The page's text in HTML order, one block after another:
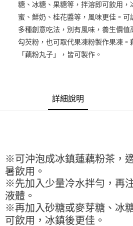
悠遊付
全盈+PAY
AFTEE先享後付
１．簡單：不需註冊會員、不需綁卡、不需
２．便利：只要手機號碼，簡訊認證，即可結
結帳頁面，進行簡訊認證並確認金額後，即
２．訂單成立數日內，您將收到繳費通知簡
３．收到繳費通知簡訊後14天內，點擊此簡
ATM／網路銀行／等多元方式進行付款，方
※ 請注意：結帳手續完成當下不需立刻繳費
購買商品的店家。未經商家同意取消之訂單仍
後付繳納相關費用。
※ 交易是否成功請以「AFTEE先享後付 」之
付款後全家取貨-重量限制含紙箱10kg，
9.5kg
每筆NT$90，滿NT$990(含以上)免運費
7-11取貨付款-重量限制含紙箱10kg，
糖、冰糖、果糖等，拌溶即可飲用
蜜、鮮奶、桂花醬等，風味更佳。
多種創意吃法，別有風味，養生價
勾芡粉，也可取代果凍粉製作果凍
「藕粉丸子」，皆可製作。
詳細說明
※可沖泡成冰鎮蓮藕粉茶，
暑飲用。
※先加入少量冷水拌勻，再
液體。
※再加入砂糖或麥芽糖、冰
可飲用，冰鎮後更佳。